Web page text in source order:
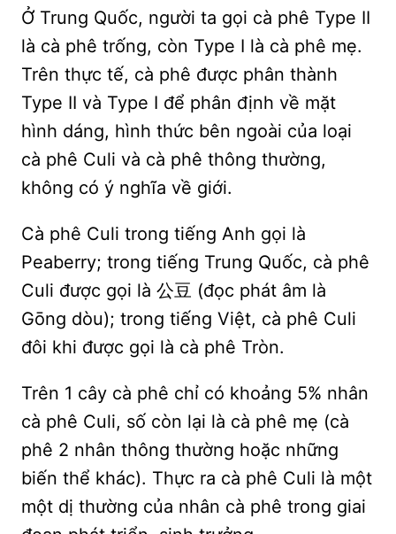
Ở Trung Quốc, người ta gọi cà phê Type II
là cà phê trống, còn Type I là cà phê mẹ.
Trên thực tế, cà phê được phân thành
Type II và Type I để phân định về mặt
hình dáng, hình thức bên ngoài của loại
cà phê Culi và cà phê thông thường,
không có ý nghĩa về giới.
Cà phê Culi trong tiếng Anh gọi là
Peaberry; trong tiếng Trung Quốc, cà phê
Culi được gọi là 公豆 (đọc phát âm là
Gōng dòu); trong tiếng Việt, cà phê Culi
đôi khi được gọi là cà phê Tròn.
Trên 1 cây cà phê chỉ có khoảng 5% nhân
cà phê Culi, số còn lại là cà phê mẹ (cà
phê 2 nhân thông thường hoặc những
biến thể khác). Thực ra cà phê Culi là một
một dị thường của nhân cà phê trong giai